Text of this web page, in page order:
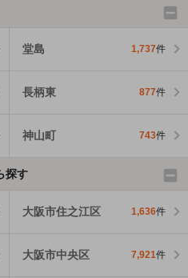
堂島 1,737件
長柄東 877件
神山町 743件
探す
大阪市住之江区 1,636件
大阪市中央区 7,921件